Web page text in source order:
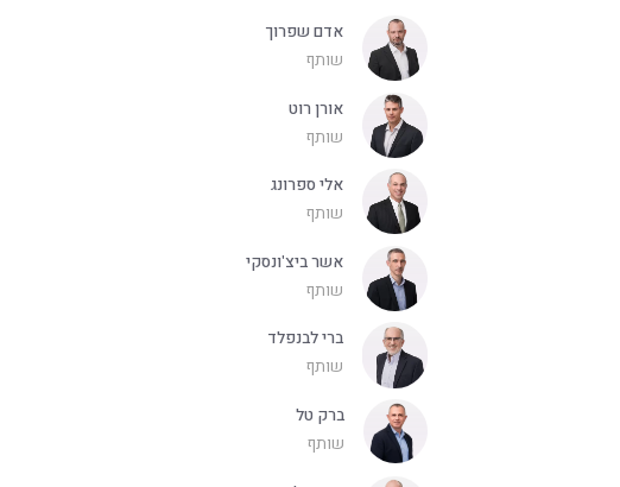
אדם שפרוך
שותף
אורן רוט
שותף
אלי ספרונג
שותף
אשר ביצ'ונסקי
שותף
ברי לבנפלד
שותף
ברק טל
שותף